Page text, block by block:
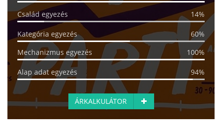
Család egyezés 14%
Kategória egyezés
60%
Mechanizmus egyezés
100%
Alap adat egyezés 94%
ÁRKALKULÁTOR